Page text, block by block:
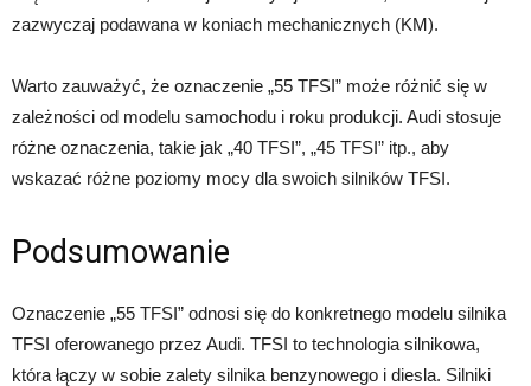
zazwyczaj podawana w koniach mechanicznych (KM).
Warto zauważyć, że oznaczenie „55 TFSI” może różnić się w
zależności od modelu samochodu i roku produkcji. Audi stosuje
różne oznaczenia, takie jak „40 TFSI”, „45 TFSI” itp., aby
wskazać różne poziomy mocy dla swoich silników TFSI.
Podsumowanie
Oznaczenie „55 TFSI” odnosi się do konkretnego modelu silnika
TFSI oferowanego przez Audi. TFSI to technologia silnikowa,
która łączy w sobie zalety silnika benzynowego i diesla. Silniki